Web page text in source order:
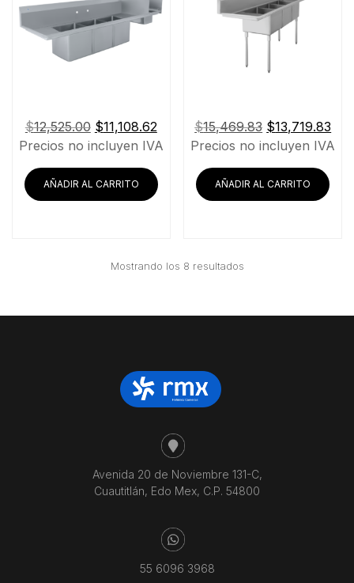
$12,525.00 El
precio
era:
$12,525.00.
$11,108.62El
precio
es:
$11,108.62.
Precios no incluyen IVA
AÑADIR AL CARRITO
$15,469.83 El
precio
era:
$15,469.83.
$13,719.83
Precios no incluyen IVA
AÑADIR AL CARRITO
Mostrando los 8 resultadosOrdenado
Avenida 20 de Noviembre 131-C,
Cuautitlán, Edo Mex, C.P. 54800
55 6096 3968